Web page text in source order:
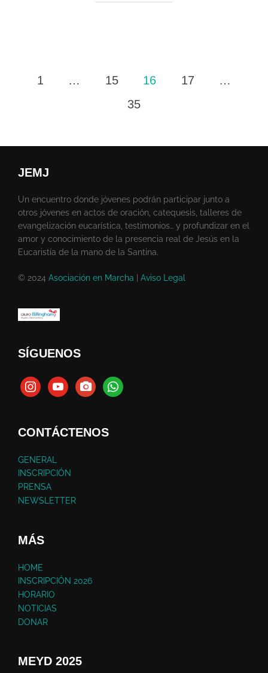
1 … 15 16 17
…
35
JEMJ
Un encuentro donde jóvenes podrán participar junto a
otros jóvenes en actos de oración, catequesis, talleres de
evangelización eucarística, testimonios… y profundizar en el
amor y conocimiento de la presencia real de Jesús en la
Eucaristía de la mano de la Santina.
© 2024 Asociación en Marcha Aviso Legal
SÍGUENOS
CONTÁCTENOS
GENERAL
INSCRIPCIÓN
PRENSA
NEWSLETTER
MÁS
HOME
INSCRIPCIÓN 2026
HORARIO
NOTICIAS
DONAR
MEYD 2025